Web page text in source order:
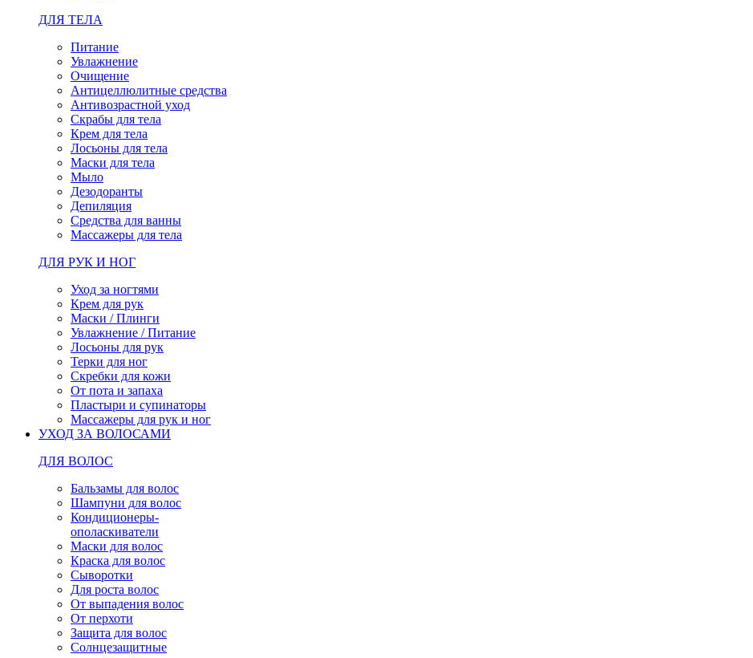
ДЛЯ ТЕЛА
Питание
Увлажнение
Очищение
Антицеллюлитные средства
Антивозрастной уход
Скрабы для тела
Крем для тела
Лосьоны для тела
Маски для тела
Мыло
Дезодоранты
Депиляция
Средства для ванны
Массажеры для тела
ДЛЯ РУК И НОГ
Уход за ногтями
Крем для рук
Маски / Плинги
Увлажнение / Питание
Лосьоны для рук
Терки для ног
Скребки для кожи
От пота и запаха
Пластыри и супинаторы
Массажеры для рук и ног
УХОД ЗА ВОЛОСАМИ
ДЛЯ ВОЛОС
Бальзамы для волос
Шампуни для волос
Кондиционеры-
ополаскиватели
Маски для волос
Краска для волос
Сыворотки
Для роста волос
От выпадения волос
От перхоти
Защита для волос
Солнцезащитные